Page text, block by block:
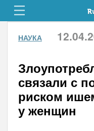
НАУКА
связали с
риском
у женщин